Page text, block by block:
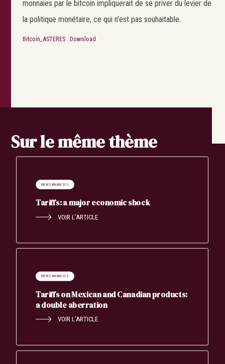
monnaies par le bitcoin impliquerait de se priver du levier de
la politique monétaire, ce qui n’est pas souhaitable.
Bitcoin_ASTERES Download
Sur le même thème
NEWS ANALYSIS
Tariffs: a major economic shock
VOIR L’ARTICLE
NEWS ANALYSIS
Tariffs on Mexican and Canadian products:
a double aberration
VOIR L’ARTICLE